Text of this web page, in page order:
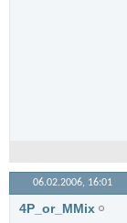
06.02.2006, 16:01
4P_or_MMix